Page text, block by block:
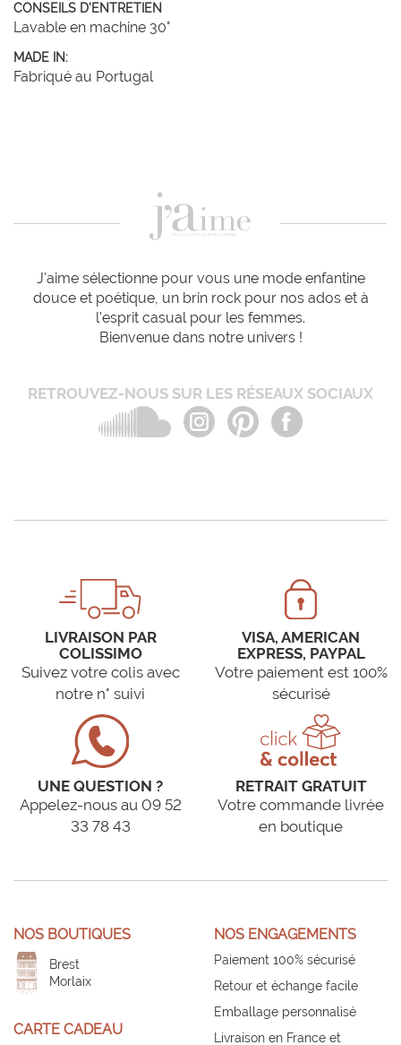
CONSEILS D'ENTRETIEN
Lavable en machine 30°
MADE IN:
Fabriqué au Portugal
J'aime sélectionne pour vous une mode enfantine
douce et poétique, un brin rock pour nos ados et à
l'esprit casual pour les femmes.
Bienvenue dans notre univers !
RETROUVEZ-NOUS SUR LES RÉSEAUX SOCIAUX
LIVRAISON PAR
COLISSIMO
Suivez votre colis avec
notre n° suivi
VISA, AMERICAN
EXPRESS, PAYPAL
Votre paiement est 100%
sécurisé
UNE QUESTION ?
Appelez-nous au 09 52
33 78 43
RETRAIT GRATUIT
Votre commande livrée
en boutique
NOS BOUTIQUES
Brest
Morlaix
CARTE CADEAU
NOS ENGAGEMENTS
Paiement 100% sécurisé
Retour et échange facile
Emballage personnalisé
Livraison en France et